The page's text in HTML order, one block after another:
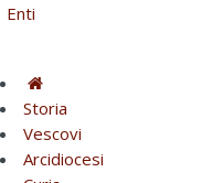
Enti
Storia
Vescovi
Arcidiocesi